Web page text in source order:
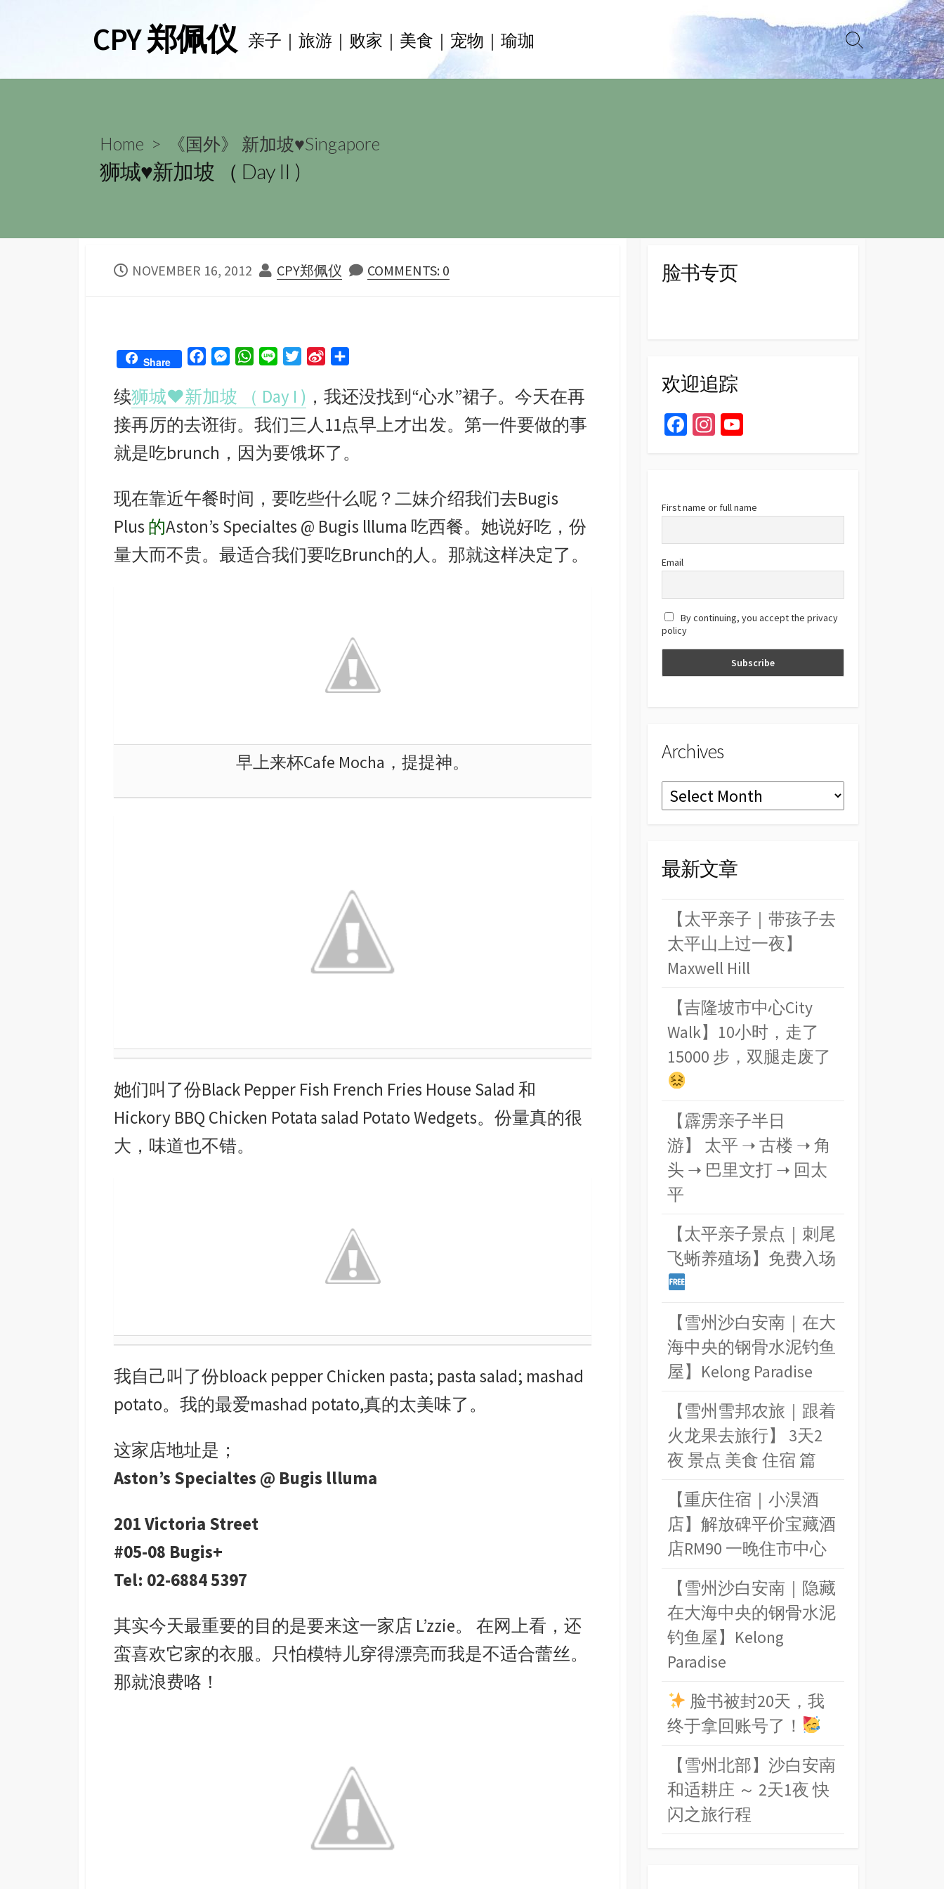
content
CPY 郑佩仪 亲子｜旅游｜败家｜美食｜宠物｜瑜珈
Search
Toggle
Home > 《国外》 新加坡♥Singapore
狮城♥新加坡 （ Day II )
PUBLISHED
NOVEMBER 16, 2012 AUTHOR
CPY郑佩仪 COMMENTS: 0
Share
c
e
b
o
s
s
e
r
W
a
t
s
A
n
e
i
t
t
e
n
W
e
o
a
e
续狮城♥新加坡 （ Day I ) ，我还没找到“心水”裙子。今天在再
接再厉的去诳街。我们三人11点早上才出发。第一件要做的事
就是吃brunch，因为要饿坏了。
现在靠近午餐时间，要吃些什么呢？二妹介绍我们去Bugis
Plus 的Aston’s Specialtes @ Bugis llluma 吃西餐。她说好吃，份
量大而不贵。最适合我们要吃Brunch的人。那就这样决定了。
早上来杯Cafe Mocha，提提神。
她们叫了份Black Pepper Fish French Fries House Salad 和
Hickory BBQ Chicken Potata salad Potato Wedgets。份量真的很
大，味道也不错。
我自己叫了份bloack pepper Chicken pasta; pasta salad; mashad
potato。我的最爱mashad potato,真的太美味了。
这家店地址是；
Aston’s Specialtes @ Bugis llluma
201 Victoria Street
#05-08 Bugis+
Tel: 02-6884 5397
其实今天最重要的目的是要来这一家店 L’zzie。 在网上看，还
蛮喜欢它家的衣服。只怕模特儿穿得漂亮而我是不适合蕾丝。
那就浪费咯！
脸书专页
欢迎追踪
Fa
o
k
In
m b
e
a
n
n
el
First name or full name
Email
By continuing, you accept the privacy
policy
Archives
Archives
最新文章
【太平亲子｜带孩子去
太平山上过一夜】
Maxwell Hill
【吉隆坡市中心City
Walk】10小时，走了
15000 步，双腿走废了
【霹雳亲子半日
游】 太平 ➝ 古楼 ➝ 角
头 ➝ 巴里文打 ➝ 回太
平
【太平亲子景点｜刺尾
飞蜥养殖场】免费入场
【雪州沙白安南｜在大
海中央的钢骨水泥钓鱼
屋】Kelong Paradise
【雪州雪邦农旅｜跟着
火龙果去旅行】 3天2
夜 景点 美食 住宿 篇
【重庆住宿｜小淏酒
店】解放碑平价宝藏酒
店RM90 一晚住市中心
【雪州沙白安南｜隐藏
在大海中央的钢骨水泥
钓鱼屋】Kelong
Paradise
脸书被封20天，我
终于拿回账号了！
【雪州北部】沙白安南
和适耕庄 ～ 2天1夜 快
闪之旅行程